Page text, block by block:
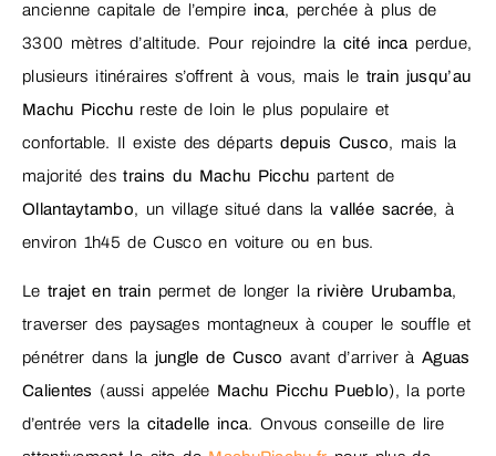
ancienne capitale de l’empire inca, perchée à plus de
3300 mètres d’altitude. Pour rejoindre la cité inca perdue,
plusieurs itinéraires s’offrent à vous, mais le train jusqu’au
Machu Picchureste de loin le plus populaire et
confortable. Il existe des départs depuis Cusco, mais la
majorité destrains du Machu Picchu partent de
Ollantaytambo, un village situé dans lavallée sacrée, à
environ 1h45 de Cusco en voiture ou en bus.
Letrajet en train permet de longer la rivière Urubamba,
traverser des paysages montagneux à couper le souffle et
pénétrer dans la jungle de Cusco avant d’arriver àAguas
Calientes (aussi appelée Machu Picchu Pueblo), la porte
d’entrée vers la citadelle inca. Onvous conseille de lire